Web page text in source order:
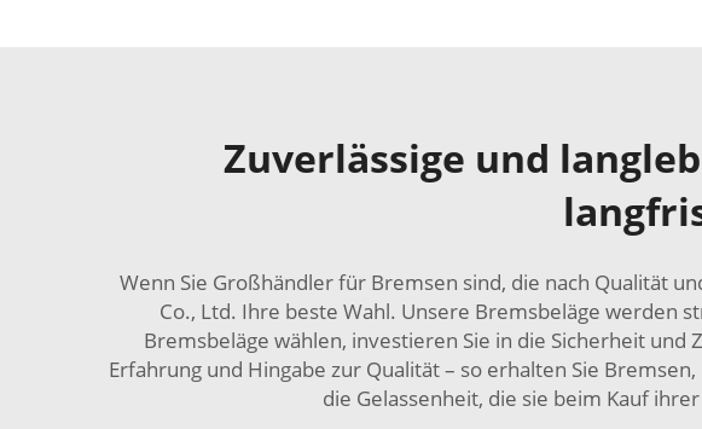
Zuverlässige und
Wenn Sie Großhändler für Bremsen sind, die nach Qualität
Co., Ltd. Ihre beste Wahl. Unsere Bremsbeläge werden
Bremsbeläge wählen, investieren Sie in die Sicherheit
Erfahrung und Hingabe zur Qualität – so erhalten Sie
die Gelassenheit, die sie beim Kauf